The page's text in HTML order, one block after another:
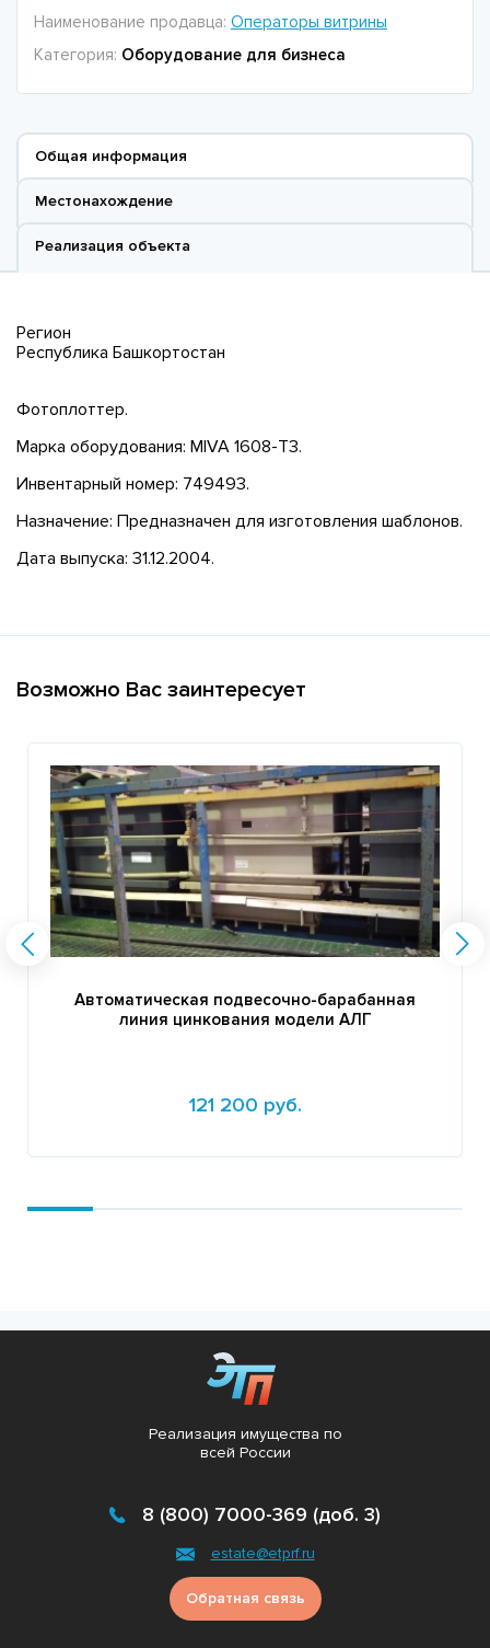
Наименование продавца: Операторы витрины
Категория: Оборудование для бизнеса
Общая информация
Местонахождение
Реализация объекта
Регион
Республика Башкортостан
Фотоплоттер.
Марка оборудования: MIVA 1608-T3.
Инвентарный номер: 749493.
Назначение: Предназначен для изготовления шаблонов.
Дата выпуска: 31.12.2004.
Возможно Вас заинтересует
Автоматическая подвесочно-барабанная
линия цинкования модели АЛГ
121 200 руб.
Реализация имущества по
всей России
8 (800) 7000-369 (доб. 3)
estate@etprf.ru
Обратная связь